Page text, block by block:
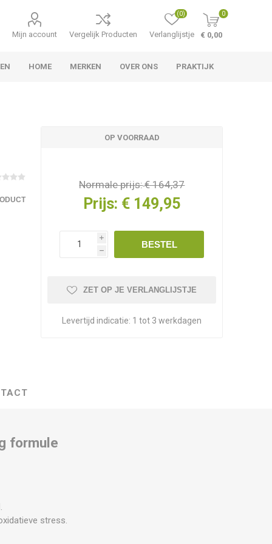
Mijn account Vergelijk Producten Verlanglijstje
(0) 0
€ 0,00
HOME MERKEN OVER ONS PRAKTIJK
OP VOORRAAD
Normale prijs:€ 164,37
Prijs: € 149,95
i
h
BESTEL
ZET OP JE VERLANGLIJSTJE
Levertijd indicatie: 1 tot 3 werkdagen
formule
stress.